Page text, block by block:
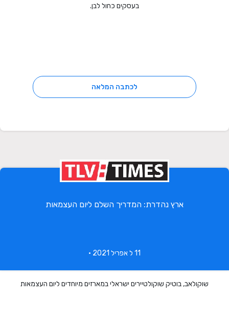
בעסקים כחול לבן.
לכתבה המלאה
ארץ נהדרת: המדריך השלם ליום העצמאות
שוקולאב, בוטיק שוקולטיירים ישראלי במארזים מיוחדים ליום העצמאות